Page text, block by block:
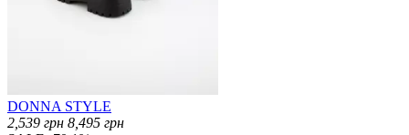
DONNA STYLE
2,539 грн 8,495 грн